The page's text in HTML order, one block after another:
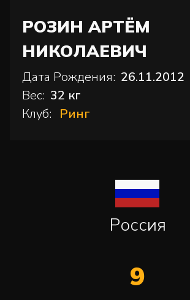
РОЗИН АРТЁМ
НИКОЛАЕВИЧ
Дата Рождения: 26.11.2012
Вес: 32 кг
Клуб: Ринг
Россия
9